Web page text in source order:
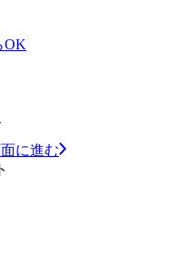
OK
に進む